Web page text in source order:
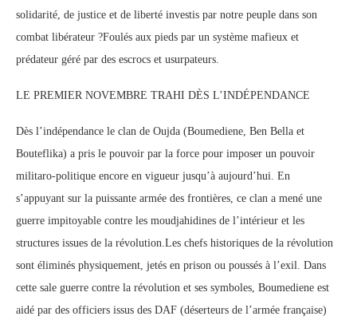
solidarité, de justice et de liberté investis par notre peuple dans son
combat libérateur ?Foulés aux pieds par un système mafieux et
prédateur géré par des escrocs et usurpateurs.
LE PREMIER NOVEMBRE TRAHI DÈS L’INDÉPENDANCE
Dès l’indépendance le clan de Oujda (Boumediene, Ben Bella et
Bouteflika) a pris le pouvoir par la force pour imposer un pouvoir
militaro-politique encore en vigueur jusqu’à aujourd’hui. En
s’appuyant sur la puissante armée des frontières, ce clan a mené une
guerre impitoyable contre les moudjahidines de l’intérieur et les
structures issues de la révolution.Les chefs historiques de la révolution
sont éliminés physiquement, jetés en prison ou poussés à l’exil. Dans
cette sale guerre contre la révolution et ses symboles, Boumediene est
aidé par des officiers issus des DAF (déserteurs de l’armée française)